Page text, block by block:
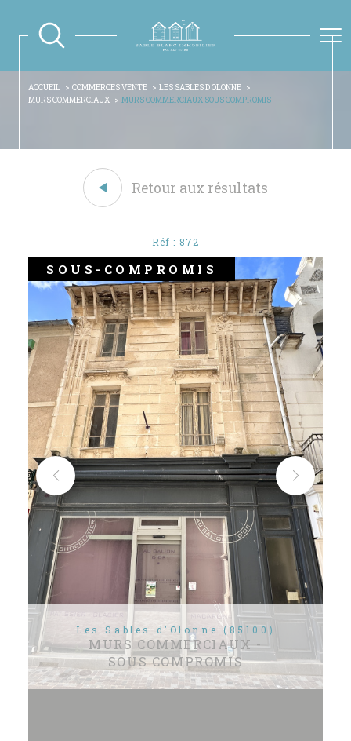
ACCUEIL COMMERCES VENTE
LES SABLES D OLONNE
MURS COMMERCIAUX
MURS COMMERCIAUX SOUS COMPROMIS
Retour aux résultats
Réf : 872
SOUS-COMPROMIS
Les Sables d'Olonne (85100)
MURS COMMERCIAUX -
SOUS COMPROMIS